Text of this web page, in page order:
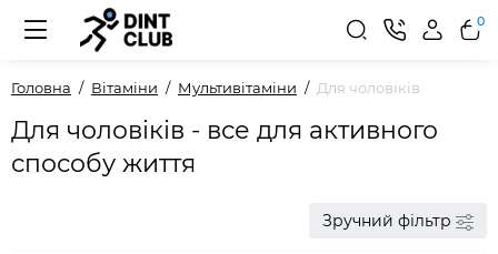
0
Головна Вітаміни Мультивітаміни Для чоловіків
Для чоловіків - все для активного
способу життя
Зручний фільтр